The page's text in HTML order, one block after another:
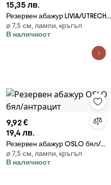
15,35 лв.
Резервен абажур LIVIA/UTRECHT
бял/сребрист
⌀ 7,5 cм, лампи, кръгъл
В наличност
9,92 €
19,4 лв.
Резервен абажур OSLO бял/
антрацит
⌀ 7,5 cм, лампи, кръгъл
В наличност